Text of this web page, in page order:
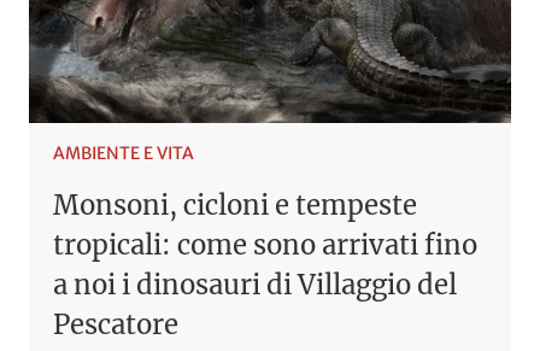
AMBIENTE E VITA
Monsoni, cicloni e tempeste
tropicali: come sono arrivati fino
a noi i dinosauri di Villaggio del
Pescatore